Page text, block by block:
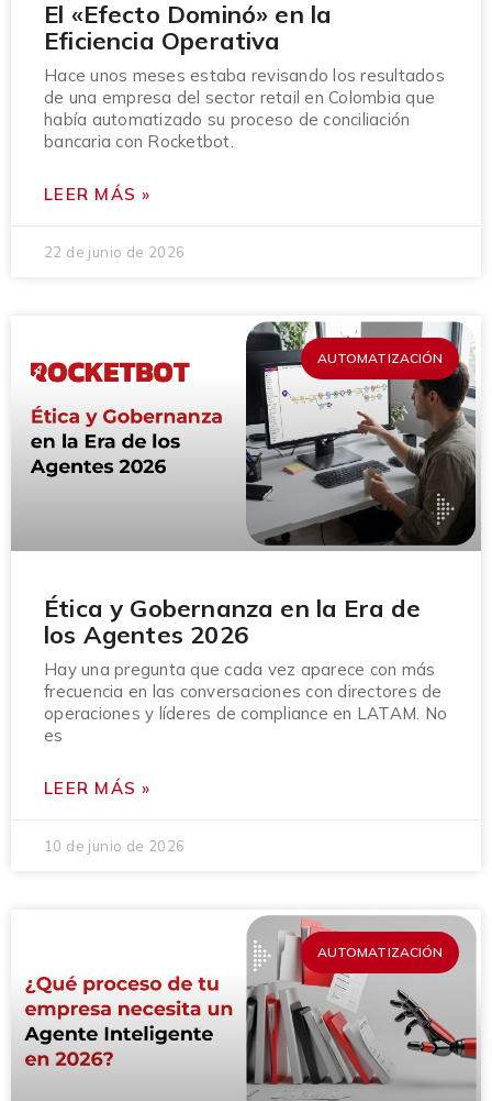
El «Efecto Dominó» en la
Eficiencia Operativa
Hace unos meses estaba revisando los resultados
de una empresa del sector retail en Colombia que
había automatizado su proceso de conciliación
bancaria con Rocketbot.
LEER MÁS »
22 de junio de 2026
AUTOMATIZACIÓN
Ética y Gobernanza en la Era de
los Agentes 2026
Hay una pregunta que cada vez aparece con más
frecuencia en las conversaciones con directores de
operaciones y líderes de compliance en LATAM. No
es
LEER MÁS »
10 de junio de 2026
AUTOMATIZACIÓN